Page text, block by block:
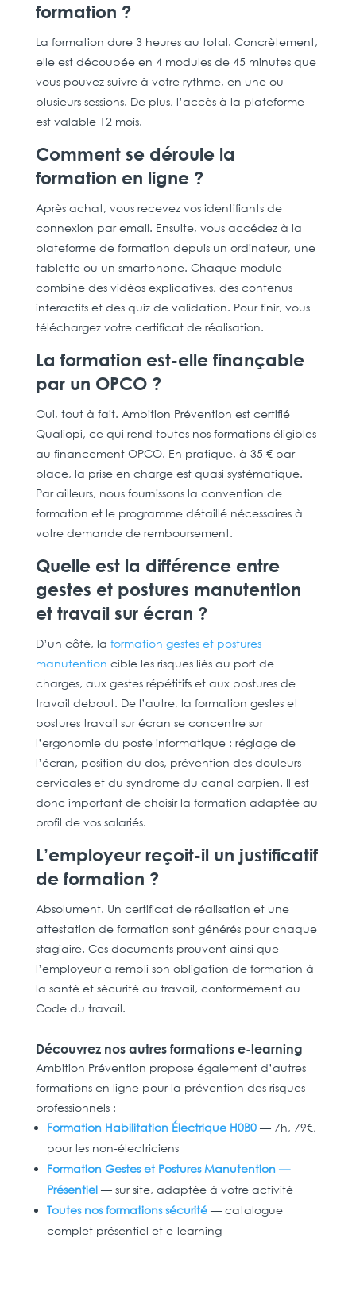
formation ?
La formation dure 3 heures au total. Concrètement,
elle est découpée en 4 modules de 45 minutes que
vous pouvez suivre à votre rythme, en une ou
plusieurs sessions. De plus, l’accès à la plateforme
est valable 12 mois.
Comment se déroule la
formation en ligne ?
Après achat, vous recevez vos identifiants de
connexion par email. Ensuite, vous accédez à la
plateforme de formation depuis un ordinateur, une
tablette ou un smartphone. Chaque module
combine des vidéos explicatives, des contenus
interactifs et des quiz de validation. Pour finir, vous
téléchargez votre certificat de réalisation.
La formation est-elle finançable
par un OPCO ?
Oui, tout à fait. Ambition Prévention est certifié
Qualiopi, ce qui rend toutes nos formations éligibles
au financement OPCO. En pratique, à 35 € par
place, la prise en charge est quasi systématique.
Par ailleurs, nous fournissons la convention de
formation et le programme détaillé nécessaires à
votre demande de remboursement.
Quelle est la différence entre
gestes et postures manutention
et travail sur écran ?
D’un côté, la formation gestes et postures
manutention cible les risques liés au port de
charges, aux gestes répétitifs et aux postures de
travail debout. De l’autre, la formation gestes et
postures travail sur écran se concentre sur
l’ergonomie du poste informatique : réglage de
l’écran, position du dos, prévention des douleurs
cervicales et du syndrome du canal carpien. Il est
donc important de choisir la formation adaptée au
profil de vos salariés.
L’employeur reçoit-il un justificatif
de formation ?
Absolument. Un certificat de réalisation et une
attestation de formation sont générés pour chaque
stagiaire. Ces documents prouvent ainsi que
l’employeur a rempli son obligation de formation à
la santé et sécurité au travail, conformément au
Code du travail.
Découvrez nos autres formations e-learning
Ambition Prévention propose également d’autres
formations en ligne pour la prévention des risques
professionnels :
Formation Habilitation Électrique H0B0— 7h, 79€,
pour les non-électriciens
Formation Gestes et Postures Manutention —
Présentiel— sur site, adaptée à votre activité
Toutes nos formations sécurité— catalogue
complet présentiel et e-learning